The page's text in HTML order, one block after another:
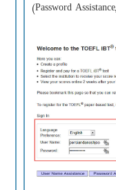
های مربوطه (Password Assistance, Username Assistance)